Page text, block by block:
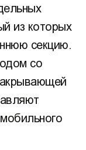
из которых
секцию.
со